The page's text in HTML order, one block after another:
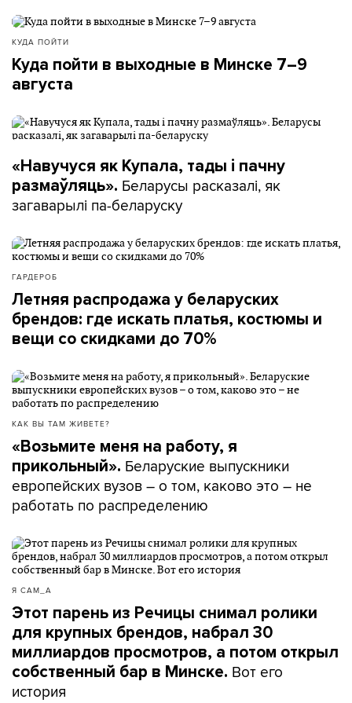
КУДА ПОЙТИ
Куда пойти в выходные в Минске 7–9
августа
«Навучуся як Купала, тады і пачну
размаўляць». Беларусы расказалі, як
загаварылі па-беларуску
ГАРДЕРОБ
Летняя распродажа у беларуских
брендов: где искать платья, костюмы и
вещи со скидками до 70%
КАК ВЫ ТАМ ЖИВЕТЕ?
«Возьмите меня на работу, я
прикольный». Беларуские выпускники
европейских вузов – о том, каково это – не
работать по распределению
Я САМ_А
Этот парень из Речицы снимал ролики
для крупных брендов, набрал 30
миллиардов просмотров, а потом открыл
собственный бар в Минске. Вот его
история